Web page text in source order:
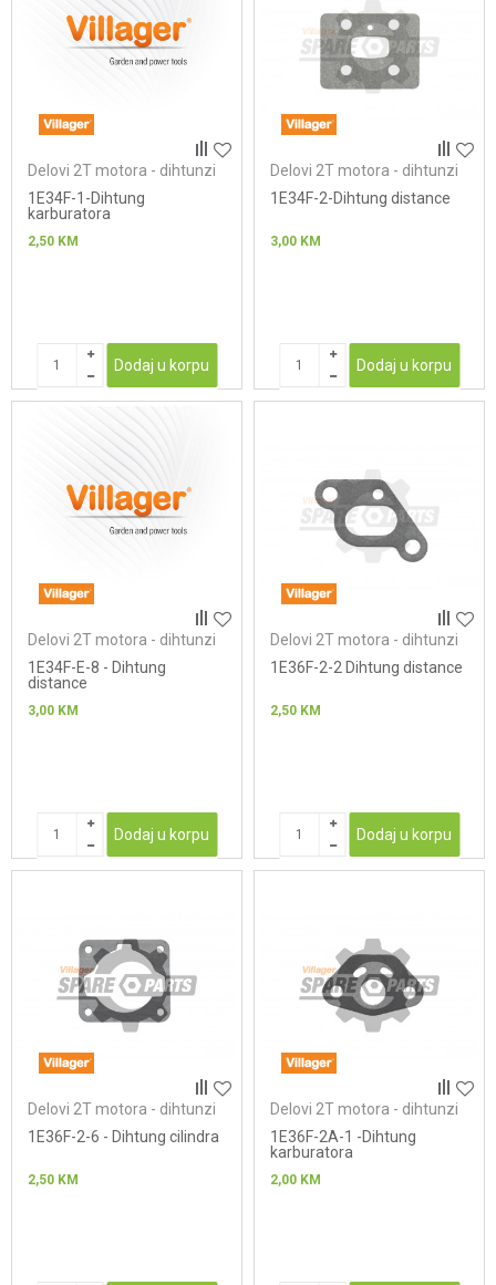
Delovi 2T motora - dihtunzi
1E34F-1-Dihtung
karburatora
2,50 KM
Dodaj u korpu
Delovi 2T motora - dihtunzi
1E34F-2-Dihtung distance
3,00 KM
Dodaj u korpu
Delovi 2T motora - dihtunzi
1E34F-E-8 - Dihtung
distance
3,00 KM
Dodaj u korpu
Delovi 2T motora - dihtunzi
1E36F-2-2 Dihtung distance
2,50 KM
Dodaj u korpu
Delovi 2T motora - dihtunzi
1E36F-2-6 - Dihtung cilindra
2,50 KM
Delovi 2T motora - dihtunzi
1E36F-2A-1 -Dihtung
karburatora
2,00 KM